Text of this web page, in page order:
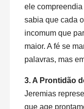
ele
sabia que cada
incomum que
maior. A fé se
palavras, mas
3. A Prontidão
Jeremias
que age